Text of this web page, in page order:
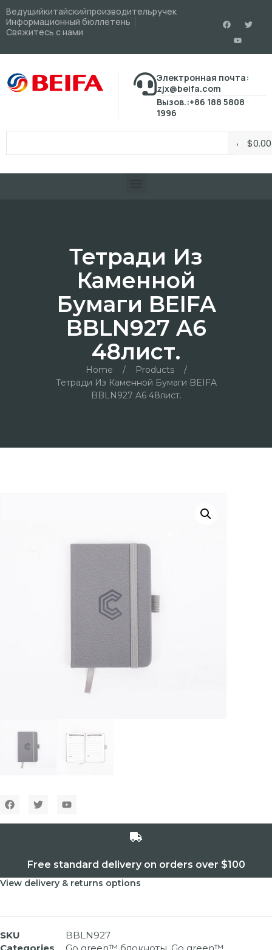
Ведущийкитайскийпроизводительручек
Информационный бюллетень
Свяжитесь с нами
Электронная почта:
zjx@beifa.com
Вызов.:+86 188 5808
1996
$0.00
Тетради Из
Каменной
Бумаги BEIFA
BBLN927 A6
48лист.
Home / Products
/
Тетради Из Каменной Бумаги BEIFA
BBLN927 A6 48лист.
Free standard delivery on orders over $100
View delivery & returns options
SKU
BBLN927
Categories
Go green™ блокноты, Go green™